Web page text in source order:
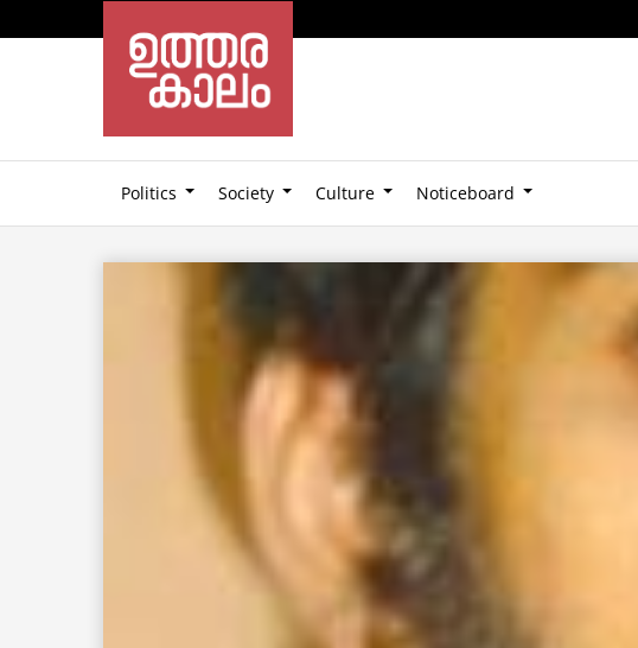
Politics Society Culture Noticeboard